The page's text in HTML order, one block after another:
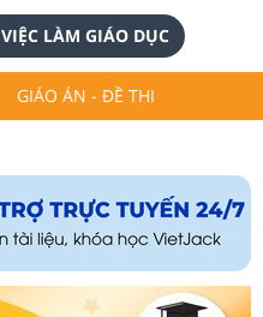
VIỆC LÀM GIÁO DỤC
GIÁO ÁN - ĐỀ THI